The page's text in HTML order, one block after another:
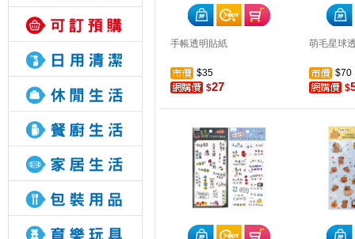
手帳透明貼紙
$35
$27
萌毛星球
$70
$